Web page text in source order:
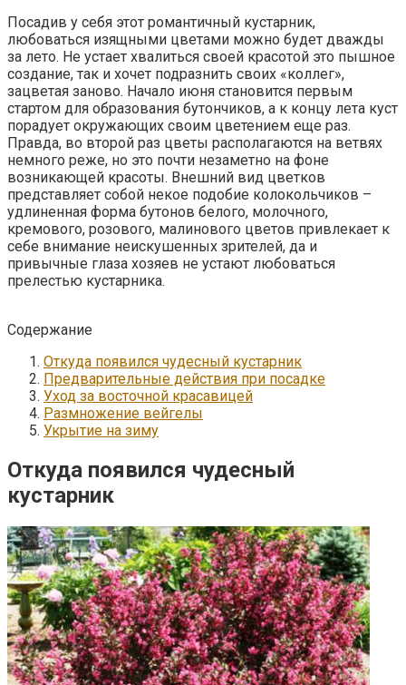
Посадив у себя этот романтичный кустарник,
любоваться изящными цветами можно будет дважды
за лето. Не устает хвалиться своей красотой это пышное
создание, так и хочет подразнить своих «коллег»,
зацветая заново. Начало июня становится первым
стартом для образования бутончиков, а к концу лета куст
порадует окружающих своим цветением еще раз.
Правда, во второй раз цветы располагаются на ветвях
немного реже, но это почти незаметно на фоне
возникающей красоты. Внешний вид цветков
представляет собой некое подобие колокольчиков –
удлиненная форма бутонов белого, молочного,
кремового, розового, малинового цветов привлекает к
себе внимание неискушенных зрителей, да и
привычные глаза хозяев не устают любоваться
прелестью кустарника.
Содержание
Откуда появился чудесный кустарник
Предварительные действия при посадке
Уход за восточной красавицей
Размножение вейгелы
Укрытие на зиму
Откуда появился чудесный
кустарник